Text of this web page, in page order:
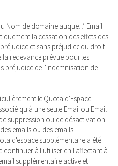
Nom de domaine auquel l’ Email
la cessation des effets des
et sans préjudice du droit
la redevance prévue pour les
préjudice de l'indemnisation de
le Quota d'Espace
qu'à une seule Email ou Email
suppression ou de désactivation
emails ou des emails
d'espace supplémentaire a été
continuer à l'utiliser en l'affectant à
supplémentaire active et